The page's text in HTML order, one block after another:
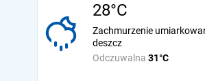
28°C
Odczuwalna 31°C
Zachmurzenie
deszcz